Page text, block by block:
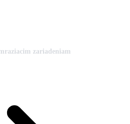
zariadeniam